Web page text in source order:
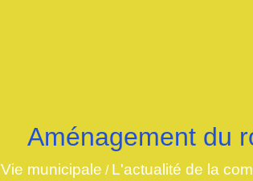
Aménagement du
Vie municipale / L'actualité de la